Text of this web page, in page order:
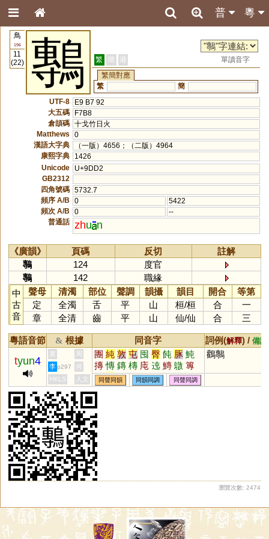
粵
普
鳥
196
11
(22)
鷒 繁 簡 港
單讀音字
繁簡對應
繁
簡
UTF-8
E9 B7 92
大五碼
F7B8
倉頡碼 十戈竹日火
Matthews
0
漢語大字典
（一版）4656；（二版）4964
康熙字典
1426
Unicode
U+9DD2
GB2312
四角號碼 5732.7
頻序 A/B
0
5422
頻次 A/B
0
--
普通話 zhu n
《廣韻》 頁碼 反切
註解
鷒
124
度官
鷒
142
職緣
中
古
音
聲母 清濁 部位 聲調 韻攝 韻目 開合
等第
定
全濁 舌 平 山 桓/桓 合
一
章
全清 齒 平 山 仙/仙 合 三
粵語音節 & 根據 同音字 詞例(解釋) / 備註
tyun4
黃 周 團 純 敦 屯 囤 臀 飩 豚 魨
摶 慱 鏄 槫 庉 迍 鱄 鷻 篿
漙 剸 軘 剬 芚 忳 坉 糰
鸛鷒
李 p297
何
HKLS
人文 同聲同韻 同韻同調 同聲同調
瀏覽次數: 2474